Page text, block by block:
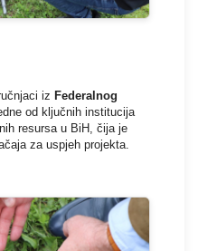
iz Federalnog
od ključnih institucija
resursa u BiH, čija je
za uspjeh projekta.